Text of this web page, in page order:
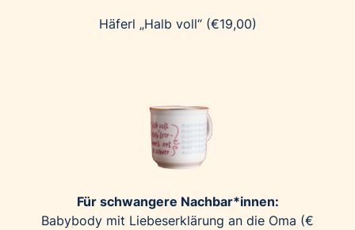
Häferl „Halb voll“ (€19,00)
Für schwangere Nachbar*innen:
Babybody mit Liebeserklärung an die Oma (€